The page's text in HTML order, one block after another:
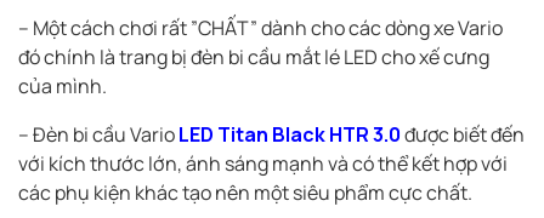
– Một cách chơi rất ”CHẤT” dành cho các dòng xe Vario
đó chính là trang bị đèn bi cầu mắt lé LED cho xế cưng
của mình.
– Đèn bi cầu VarioLED Titan Black HTR 3.0được biết đến
với kích thước lớn, ánh sáng mạnh và có thể kết hợp với
các phụ kiện khác tạo nên một siêu phẩm cực chất.